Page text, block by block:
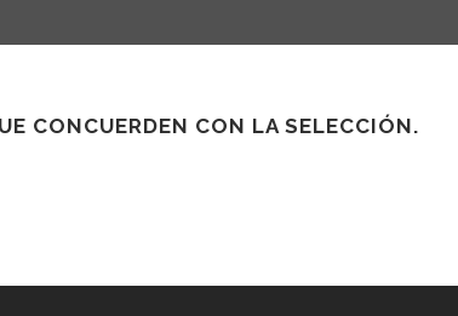
CONCUERDEN CON LA SELECCIÓN.